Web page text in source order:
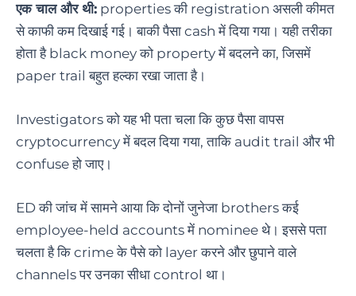
एक चाल और थी: properties की registration असली कीमत
से काफी कम दिखाई गई। बाकी पैसा cash में दिया गया। यही तरीका
होता है black money को property में बदलने का, जिसमें
paper trail बहुत हल्का रखा जाता है।
Investigators को यह भी पता चला कि कुछ पैसा वापस
cryptocurrency में बदल दिया गया, ताकि audit trail और भी
confuse हो जाए।
ED की जांच में सामने आया कि दोनों जुनेजा brothers कई
employee-held accounts में nominee थे। इससे पता
चलता है कि crime के पैसे को layer करने और छुपाने वाले
channels पर उनका सीधा control था।